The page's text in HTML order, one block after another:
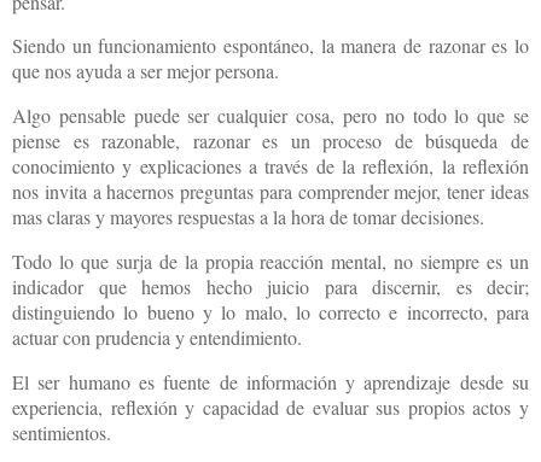
Siendo un funcionamiento espontáneo, la manera de razonar es lo
que nos ayuda a ser mejor persona.
Algo pensable puede ser cualquier cosa, pero no todo lo que se
piense es razonable, razonar es un proceso de búsqueda de
conocimiento y explicaciones a través de la reflexión, la reflexión
nos invita a hacernos preguntas para comprender mejor, tener ideas
mas claras y mayores respuestas a la hora de tomar decisiones.
Todo lo que surja de la propia reacción mental, no siempre es un
indicador que hemos hecho juicio para discernir, es decir;
distinguiendo lo bueno y lo malo, lo correcto e incorrecto, para
actuar con prudencia y entendimiento.
El ser humano es fuente de información y aprendizaje desde su
experiencia, reflexión y capacidad de evaluar sus propios actos y
sentimientos.